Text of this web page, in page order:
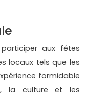
aux fêtes
locaux tels que les
formidable
la culture et les